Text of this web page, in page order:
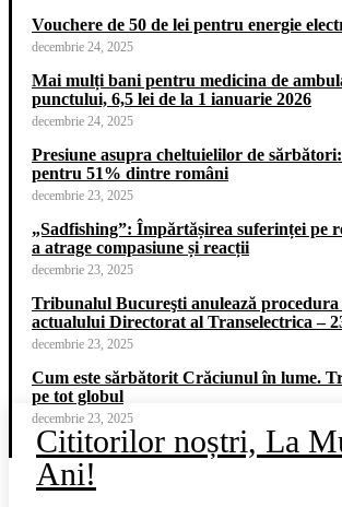
Vouchere de 50 de lei pentru energie
decembrie 24, 2025
Mai mulți bani pentru medicina de
punctului, 6,5 lei de la 1 ianuarie 2026
decembrie 24, 2025
Presiune asupra cheltuielilor de
pentru 51% dintre români
decembrie 23, 2025
„Sadfishing”: Împărtășirea suferinței pe
a atrage compasiune și reacții
decembrie 23, 2025
Tribunalul Bucureşti anulează procedura
actualului Directorat al Transelectrica –
decembrie 23, 2025
Cum este sărbătorit Crăciunul în lume.
pe tot globul
decembrie 23, 2025
Cititorilor noștri, La
Ani!